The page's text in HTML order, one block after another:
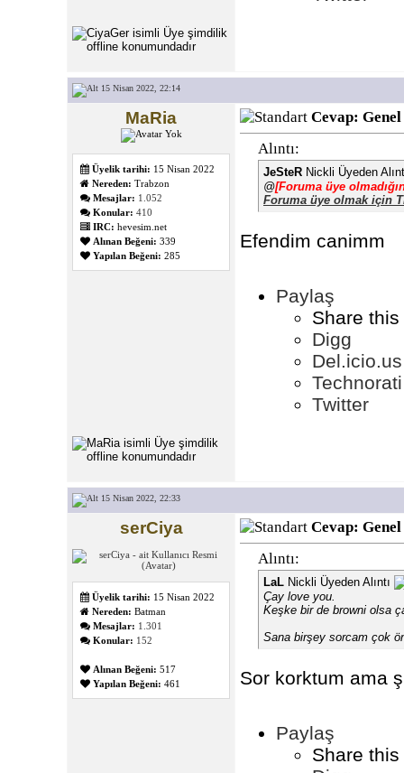
15 Nisan 2022, 22:14
MaRia
Üyelik tarihi: 15 Nisan 2022
Nereden: Trabzon
Mesajlar: 1.052
Konular: 410
IRC: hevesim.net
Alınan Beğeni: 339
Yapılan Beğeni: 285
Cevap: Genel
Alıntı:
JeSteR Nickli Üyeden
@[Foruma üye
Foruma üye olmak için
Efendim canimm
Paylaş
Share
Digg
Del.icio.us
Technorati
Twitter
15 Nisan 2022, 22:33
serCiya
Üyelik tarihi: 15 Nisan 2022
Nereden: Batman
Mesajlar: 1.301
Konular: 152
Alınan Beğeni: 517
Yapılan Beğeni: 461
Cevap: Genel
Alıntı:
LaL Nickli Üyeden Alıntı
Çay love you.
Keşke bir de browni olsa
Sana birşey sorcam çok
Sor korktum ama
Paylaş
Share